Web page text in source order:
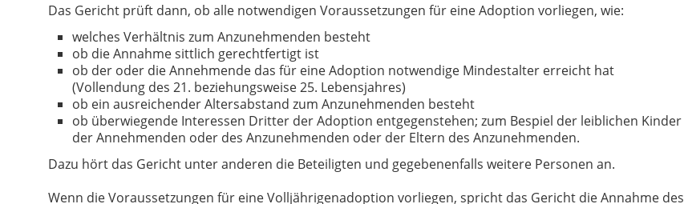
Das Gericht prüft dann, ob alle notwendigen Voraussetzungen für eine Adoption vorliegen, wie:
welches Verhältnis zum Anzunehmenden besteht
ob die Annahme sittlich gerechtfertigt ist
ob der oder die Annehmende das für eine Adoption notwendige Mindestalter erreicht hat
(Vollendung des 21. beziehungsweise 25. Lebensjahres)
ob ein ausreichender Altersabstand zum Anzunehmenden besteht
ob überwiegende Interessen Dritter der Adoption entgegenstehen; zum Bespiel der leiblichen Kinder
der Annehmenden oder des Anzunehmenden oder der Eltern des Anzunehmenden.
Dazu hört das Gericht unter anderen die Beteiligten und gegebenenfalls weitere Personen an.
Wenn die Voraussetzungen für eine Volljährigenadoption vorliegen, spricht das Gericht die Annahme des